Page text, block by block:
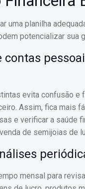
uma planilha
potencializar sua
contas
evita confusão e
Assim, fica mais
e verificar a saúde
de semijoias de
mensal para